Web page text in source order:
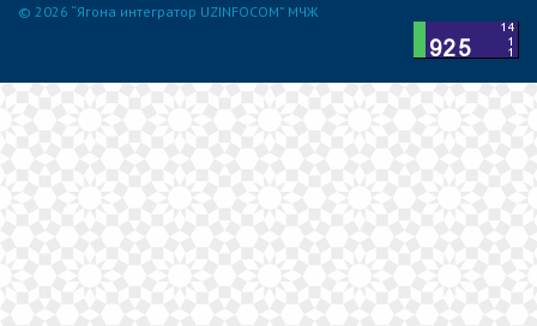
© 2026 “Ягона интегратор UZINFOCOM” МЧЖ